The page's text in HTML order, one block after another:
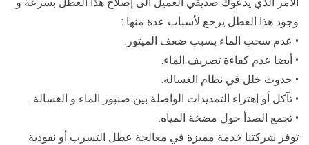
وجود هذا العطل يرجع لأسباب عدة منها :
• عدم سحب الماء بسبب ضعف الميتور.
• أيضا عدم كفاءة تصريف الماء.
• حدوث خلل في نظام الغسالة.
• تآكل أو إهتراء التمديدات الواصلة بين صنبور الماء و الغسالة.
• تجمع الصدأ حول مضخة المياه.
توفر شركتنا خدمة مميزة في معالجة عطل التسرب أو نفوذية